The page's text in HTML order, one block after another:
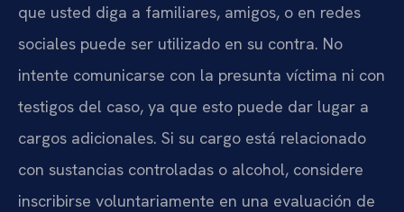
que usted diga a familiares, amigos, o en redes
sociales puede ser utilizado en su contra. No
intente comunicarse con la presunta víctima ni con
testigos del caso, ya que esto puede dar lugar a
cargos adicionales. Si su cargo está relacionado
con sustancias controladas o alcohol, considere
inscribirse voluntariamente en una evaluación de